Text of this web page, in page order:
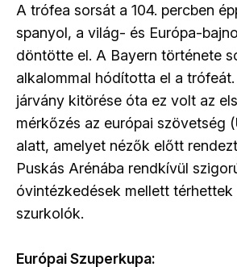
A trófea sorsát a 104. percben
spanyol, a világ- és Európa-
döntötte el. A Bayern története
alkalommal hódította el a
járvány kitörése óta ez volt az
mérkőzés az európai szövetség
alatt, amelyet nézők előtt
Puskás Arénába rendkívül
óvintézkedések mellett térhettek
szurkolók.
Európai Szuperkupa: